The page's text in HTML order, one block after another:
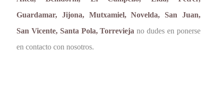
Guardamar, Jijona, Mutxamiel, Novelda, San Juan,
San Vicente, Santa Pola, Torrevieja no dudes en ponerse
en contacto con nosotros.